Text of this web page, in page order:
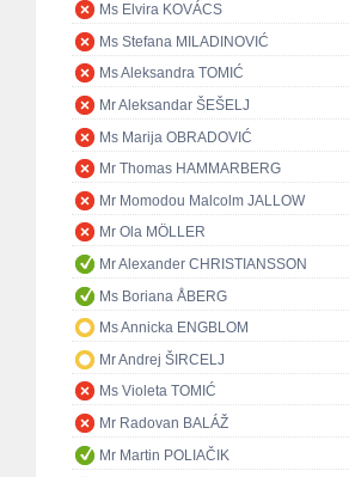
Ms Elvira KOVÁCS
Ms Stefana MILADINOVIĆ
Ms Aleksandra TOMIĆ
Mr Aleksandar ŠEŠELJ
Ms Marija OBRADOVIĆ
Mr Thomas HAMMARBERG
Mr Momodou Malcolm JALLOW
Mr Ola MÖLLER
Mr Alexander CHRISTIANSSON
Ms Boriana ÅBERG
Ms Annicka ENGBLOM
Mr Andrej ŠIRCELJ
Ms Violeta TOMIĆ
Mr Radovan BALÁŽ
Mr Martin POLIAČIK